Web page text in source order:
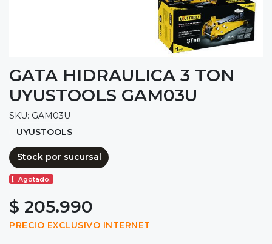
GATA HIDRAULICA 3 TON
UYUSTOOLS GAM03U
SKU: GAM03U
UYUSTOOLS
Stock por sucursal
Agotado.
$ 205.990
PRECIO EXCLUSIVO INTERNET